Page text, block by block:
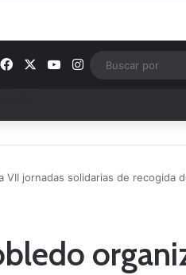
FacebookYouTube
Instagram
VII jornadas solidarias de recogida